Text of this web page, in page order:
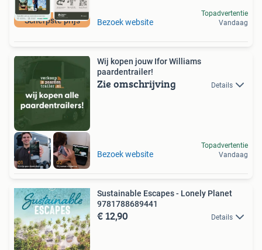
Scherpste prijs Bezoek website
Topadvertentie
Vandaag
Wij kopen jouw Ifor Williams
paardentrailer!
Zie omschrijving Details
Bezoek website
Topadvertentie
Vandaag
Sustainable Escapes - Lonely Planet
9781788689441
€ 12,90 Details